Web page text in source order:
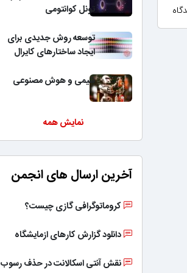
تونل کوانتومی
توسعه روش جدیدی برای
ایجاد ساختارهای کایرال
شیمی و هوش مصنوعی
نمایش همه
آخرین ارسال های انجمن
کروماتوگرافی گازی چیست؟
دانلود گزارش کارهای ازمایشگاه
نقش آنتی اسکالانت در حذف رسوب